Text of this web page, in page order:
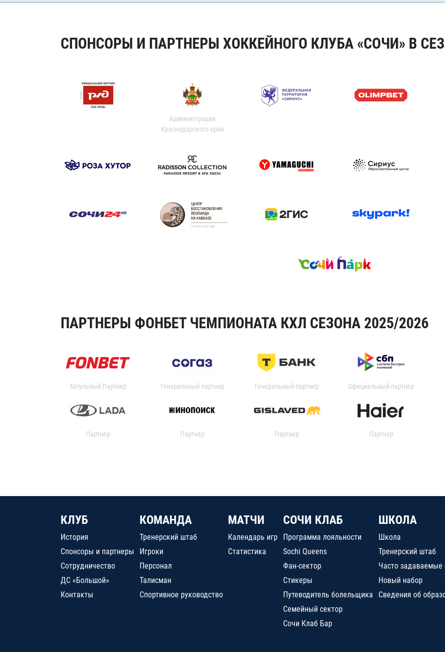
СПОНСОРЫ И ПАРТНЕРЫ ХОККЕЙНОГО КЛУБА «СОЧИ» В
Администрация
Краснодарского края
ПАРТНЕРЫ ФОНБЕТ ЧЕМПИОНАТА КХЛ СЕЗОНА 2025/2026
Титульный Партнер Генеральный партнер Генеральный партнер Официальный партнер
Партнер Партнер Партнер Партнер
КЛУБ
История
Спонсоры и партнеры
Сотрудничество
ДС «Большой»
Контакты
КОМАНДА
Тренерский штаб
Игроки
Персонал
Талисман
Спортивное руководство
МАТЧИ
Календарь игр
Статистика
СОЧИ КЛАБ
Программа лояльности
Sochi Queens
Фан-сектор
Стикеры
Путеводитель болельщика
Семейный сектор
Сочи Клаб Бар
ШКОЛА
Школа
Тренерский штаб
Часто задаваемые
Новый набор
Сведения об